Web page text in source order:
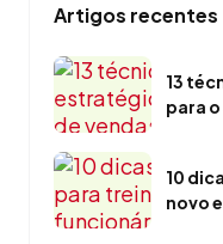
Artigos recentes
13
para
10
novo